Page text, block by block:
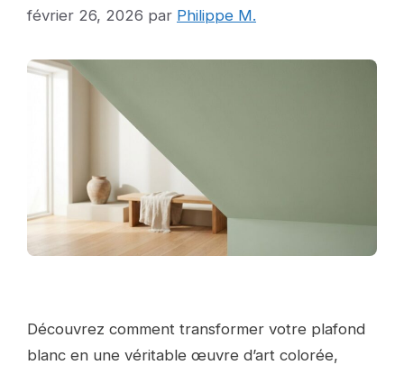
février 26, 2026 par Philippe M.
Découvrez comment transformer votre plafond
blanc en une véritable œuvre d’art colorée,